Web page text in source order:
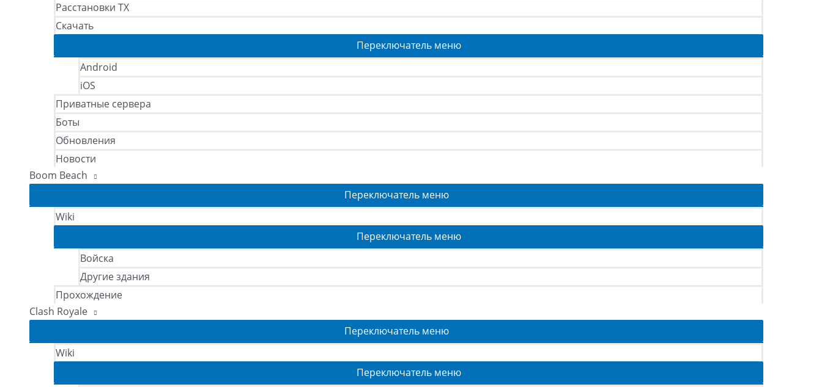
Расстановки ТХ
Скачать
Переключатель меню
Android
iOS
Приватные сервера
Боты
Обновления
Новости
Boom Beach
Переключатель меню
Wiki
Переключатель меню
Войска
Другие здания
Прохождение
Clash Royale
Переключатель меню
Wiki
Переключатель меню